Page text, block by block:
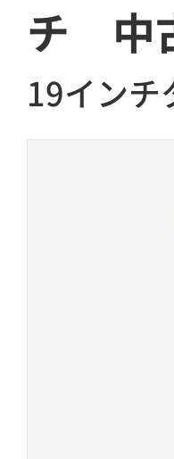
チ 中
19インチ